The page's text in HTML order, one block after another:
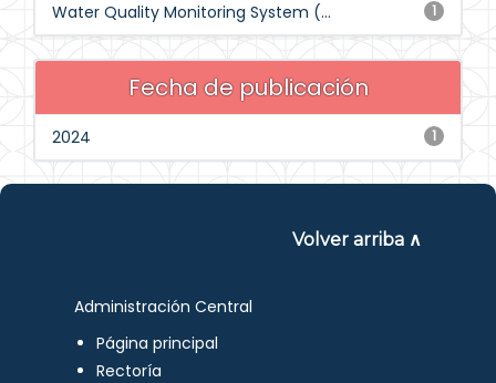
1
Water Quality Monitoring System (...
Fecha de publicación
1
2024
Volver arriba ∧
Administración Central
Página principal
Rectoría